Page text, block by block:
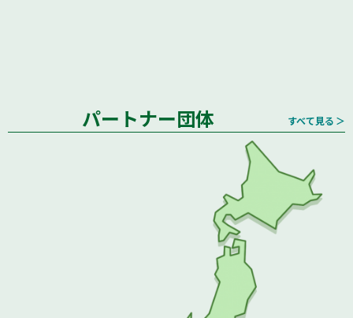
すべて見る ＞
パートナー団体